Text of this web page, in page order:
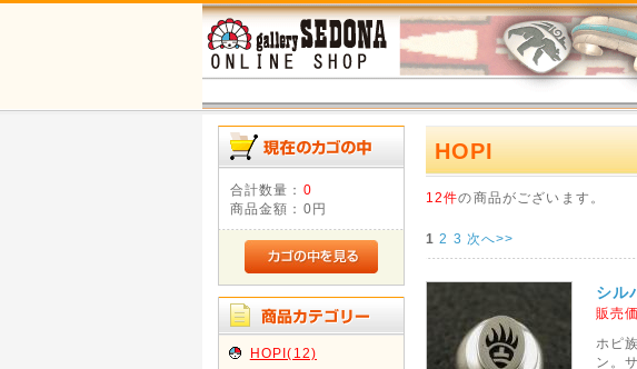
合計数量： 0
商品金額： 0円
HOPI(12)
HOPI
12件の商品がございます。
1 2 3 次へ>>
シル
販売
ホピ
ン。